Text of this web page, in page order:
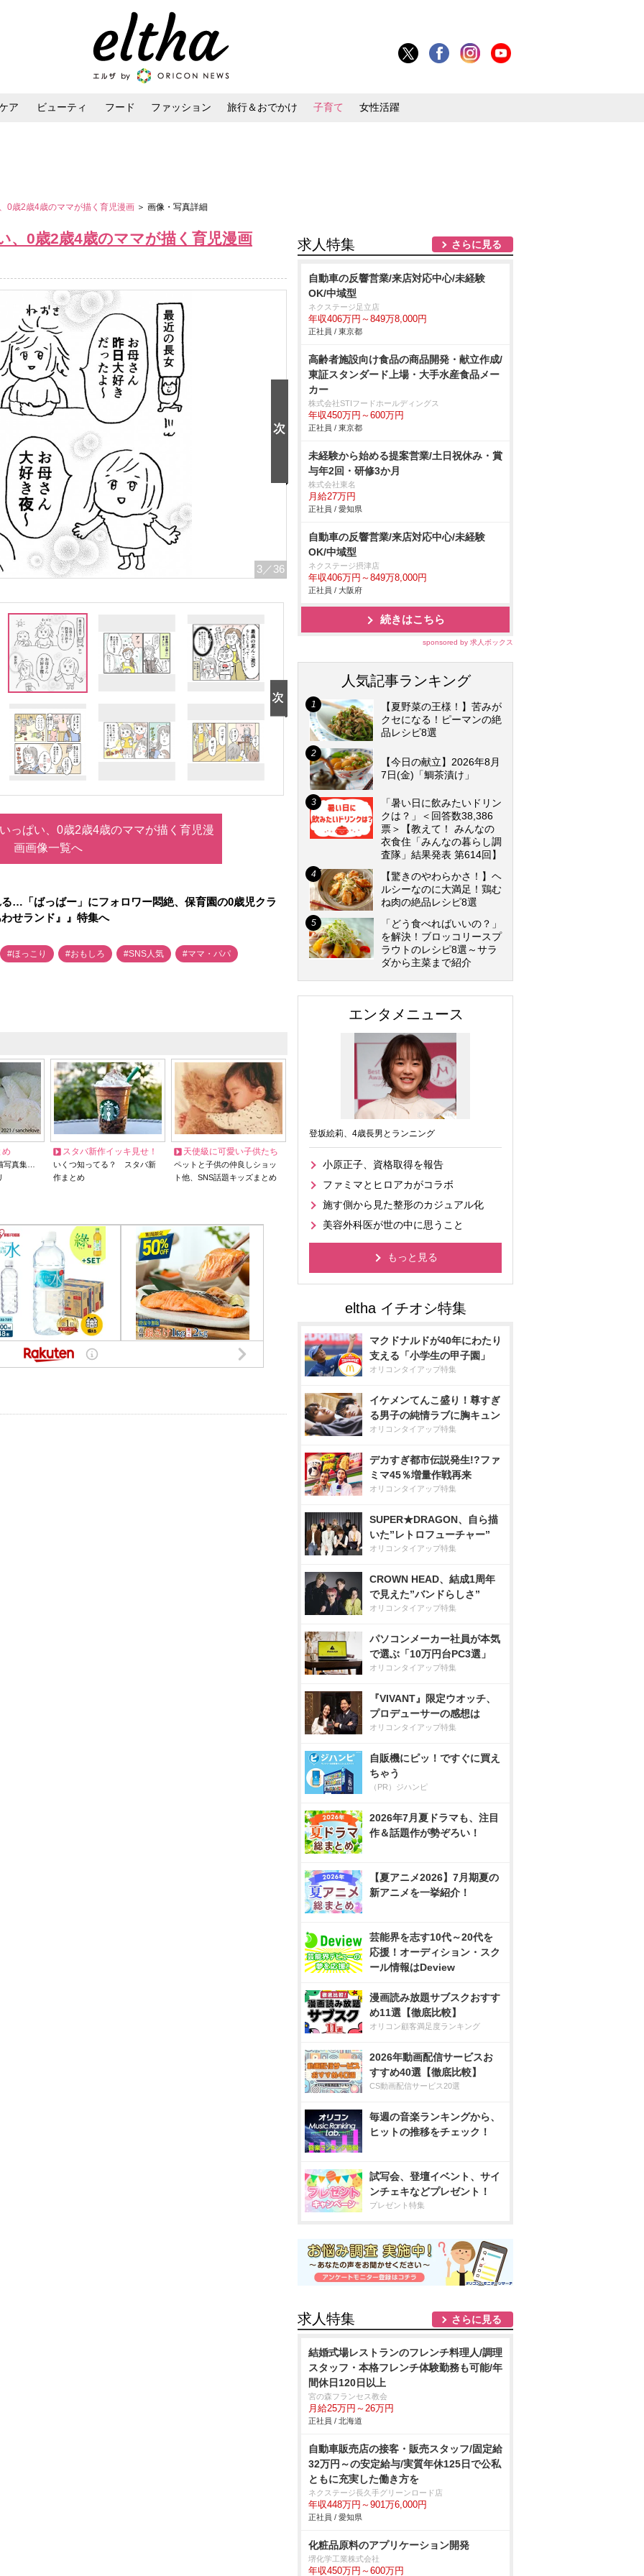
ア ビューティ フード ファッション 旅行＆おでかけ 子育て 女性活躍
0歳2歳4歳のママが描く育児漫画 ＞ 画像・写真詳細
、0歳2歳4歳のママが描く育児漫画
3 ／36
っぱい、0歳2歳4歳のママが描く育児漫
画画像一覧へ
…「ばっばー」にフォロワー悶絶、保育園の0歳児クラ
せランド』』特集へ
#ほっこり #おもしろ #SNS人気 #ママ・パパ
め
写真集…
スタバ新作イッキ見せ！
いくつ知ってる？ スタバ新
作まとめ
天使級に可愛い子供たち
ペットと子供の仲良しショッ
ト他、SNS話題キッズまとめ
求人特集 さらに見る
自動車の反響営業/来店対応中心/未経験
OK/中域型
ネクステージ足立店
年収406万円～849万8,000円
正社員 / 東京都
高齢者施設向け食品の商品開発・献立作成/
東証スタンダード上場・大手水産食品メー
カー
株式会社STIフードホールディングス
年収450万円～600万円
正社員 / 東京都
未経験から始める提案営業/土日祝休み・賞
与年2回・研修3か月
株式会社東名
月給27万円
正社員 / 愛知県
自動車の反響営業/来店対応中心/未経験
OK/中域型
ネクステージ摂津店
年収406万円～849万8,000円
正社員 / 大阪府
続きはこちら
sponsored by 求人ボックス
人気記事ランキング
【夏野菜の王様！】苦みが
クセになる！ピーマンの絶
品レシピ8選
【今日の献立】2026年8月
7日(金)「鯛茶漬け」
「暑い日に飲みたいドリン
クは？」＜回答数38,386
票＞【教えて！ みんなの
衣食住「みんなの暮らし調
査隊」結果発表 第614回】
【驚きのやわらかさ！】ヘ
ルシーなのに大満足！鶏む
ね肉の絶品レシピ8選
「どう食べればいいの？」
を解決！ブロッコリースプ
ラウトのレシピ8選～サラ
ダから主菜まで紹介
エンタメニュース
登坂絵莉、4歳長男とランニング
小原正子、資格取得を報告
ファミマとヒロアカがコラボ
施す側から見た整形のカジュアル化
美容外科医が世の中に思うこと
もっと見る
マクドナルドが40年にわたり
支える「小学生の甲子園」
オリコンタイアップ特集
イケメンてんこ盛り！尊すぎ
る男子の純情ラブに胸キュン
オリコンタイアップ特集
デカすぎ都市伝説発生!?ファ
ミマ45％増量作戦再来
オリコンタイアップ特集
SUPER★DRAGON、自ら描
いた”レトロフューチャー”
オリコンタイアップ特集
CROWN HEAD、結成1周年
で見えた”バンドらしさ”
オリコンタイアップ特集
パソコンメーカー社員が本気
で選ぶ「10万円台PC3選」
オリコンタイアップ特集
『VIVANT』限定ウオッチ、
プロデューサーの感想は
オリコンタイアップ特集
自販機にピッ！ですぐに買え
ちゃう
（PR）ジハンピ
2026年7月夏ドラマも、注目
作＆話題作が勢ぞろい！
【夏アニメ2026】7月期夏の
新アニメを一挙紹介！
芸能界を志す10代～20代を
応援！オーディション・スク
ール情報はDeview
漫画読み放題サブスクおすす
め11選【徹底比較】
オリコン顧客満足度ランキング
2026年動画配信サービスお
すすめ40選【徹底比較】
CS動画配信サービス20選
毎週の音楽ランキングから、
ヒットの推移をチェック！
試写会、登壇イベント、サイ
ンチェキなどプレゼント！
プレゼント特集
求人特集 さらに見る
結婚式場レストランのフレンチ料理人/調理
スタッフ・本格フレンチ体験勤務も可能/年
間休日120日以上
宮の森フランセス教会
月給25万円～26万円
正社員 / 北海道
自動車販売店の接客・販売スタッフ/固定給
32万円～の安定給与/実質年休125日で公私
ともに充実した働き方を
ネクステージ⾧久手グリーンロード店
年収448万円～901万6,000円
正社員 / 愛知県
化粧品原料のアプリケーション開発
堺化学工業株式会社
年収450万円～600万円